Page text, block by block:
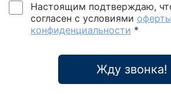
Настоящим подтверждаю,
согласен с условиями
конфиденциальности *
Жду звонка!